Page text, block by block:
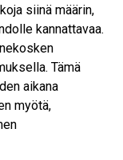
siinä määrin,
kannattavaa.
Tämä
aikana
myötä,